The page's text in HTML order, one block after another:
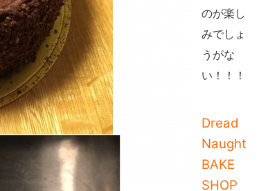
のが楽し
みでしょ
うがな
い！！！
Dread
Naught
BAKE
SHOP